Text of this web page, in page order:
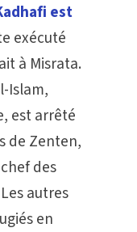
est
exécuté
à Misrata.
Islam,
est arrêté
de Zenten,
des
autres
en